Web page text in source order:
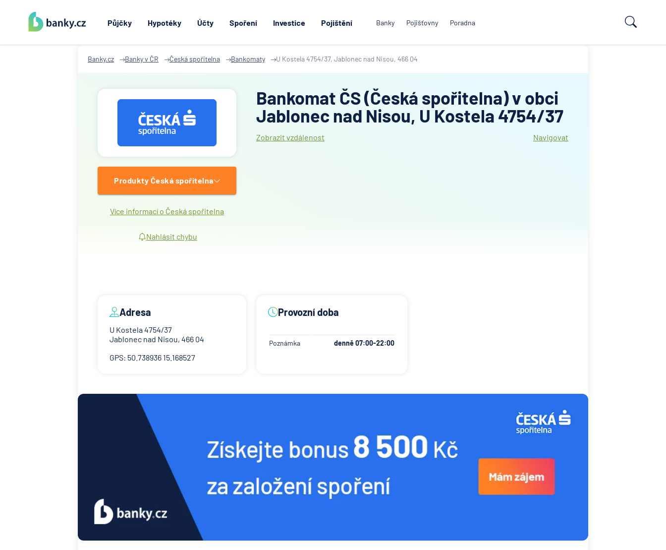
Půjčky Hypotéky Účty Spoření Investice Pojištění Banky Pojišťovny Poradna
Banky.cz Banky v ČR Česká spořitelna Bankomaty U Kostela 4754/37, Jablonec nad Nisou, 466 04
Produkty Česká spořitelna
Více informací o Česká spořitelna
Nahlásit chybu
Bankomat ČS (Česká spořitelna) v obci
Jablonec nad Nisou, U Kostela 4754/37
Zobrazit vzdálenost Navigovat
Adresa
U Kostela 4754/37
Jablonec nad Nisou, 466 04
GPS: 50.738936 15.168527
Provozní doba
Poznámka denně 07:00-22:00